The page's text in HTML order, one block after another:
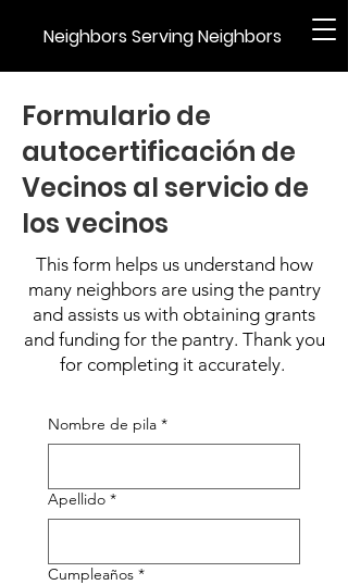
Neighbors Serving Neighbors
Formulario de
autocertificación de
Vecinos al servicio de
los vecinos
This form helps us understand how
many neighbors are using the pantry
and assists us with obtaining grants
and funding for the pantry. Thank you
for completing it accurately.
Nombre de pila *
Apellido *
Cumpleaños *